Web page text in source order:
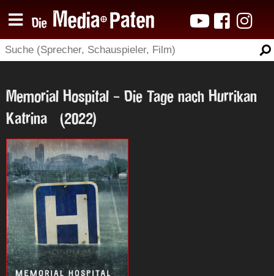
Memorial Hospital - Die Tage nach Hurrikan
Katrina (2022)